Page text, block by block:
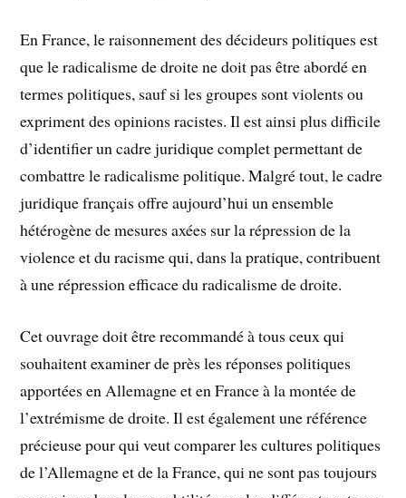
En France, le raisonnement des décideurs politiques est
que le radicalisme de droite ne doit pas être abordé en
termes politiques, sauf si les groupes sont violents ou
expriment des opinions racistes. Il est ainsi plus difficile
d’identifier un cadre juridique complet permettant de
combattre le radicalisme politique. Malgré tout, le cadre
juridique français offre aujourd’hui un ensemble
hétérogène de mesures axées sur la répression de la
violence et du racisme qui, dans la pratique, contribuent
à une répression efficace du radicalisme de droite.
Cet ouvrage doit être recommandé à tous ceux qui
souhaitent examiner de près les réponses politiques
apportées en Allemagne et en France à la montée de
l’extrémisme de droite. Il est également une référence
précieuse pour qui veut comparer les cultures politiques
de l’Allemagne et de la France, qui ne sont pas toujours